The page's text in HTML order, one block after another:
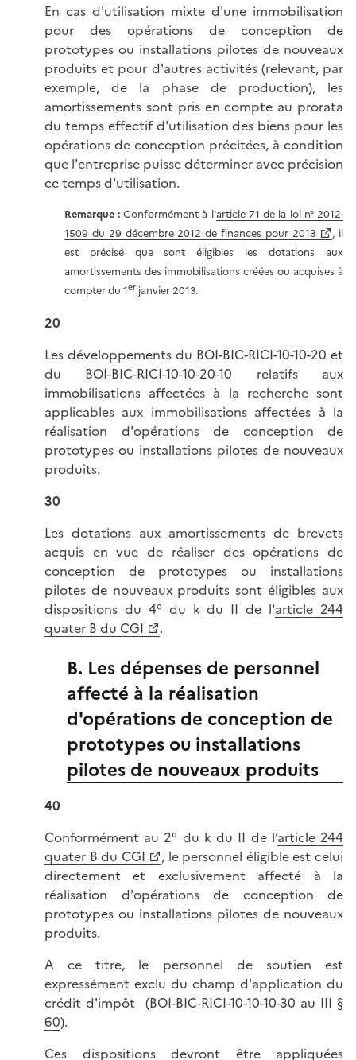
En cas d'utilisation mixte d'une immobilisation
pour des opérations de conception de
prototypes ou installations pilotes de nouveaux
produits et pour d'autres activités (relevant, par
exemple, de la phase de production), les
amortissements sont pris en compte au prorata
du temps effectif d'utilisation des biens pour les
opérations de conception précitées, à condition
que l'entreprise puisse déterminer avec précision
ce temps d'utilisation.
Remarque : Conformément à l'article 71 de la loi n° 2012-
1509 du 29 décembre 2012 de finances pour 2013
, il
est précisé que sont éligibles les dotations aux
amortissements des immobilisations créées ou acquises à
compter du 1erjanvier 2013.
20
Les développements du BOI-BIC-RICI-10-10-20 et
du BOI-BIC-RICI-10-10-20-10 relatifs aux
immobilisations affectées à la recherche sont
applicables aux immobilisations affectées à la
réalisation d'opérations de conception de
prototypes ou installations pilotes de nouveaux
produits.
30
Les dotations aux amortissements de brevets
acquis en vue de réaliser des opérations de
conception de prototypes ou installations
pilotes de nouveaux produits sont éligibles aux
dispositions du 4° du k du II de l'article 244
quater B du CGI
.
B. Les dépenses de personnel
affecté à la réalisation
d'opérations de conception de
prototypes ou installations
pilotes de nouveaux produits
40
Conformément au 2° du k du II de l’article 244
quater B du CGI
, le personnel éligible est celui
directement et exclusivement affecté à la
réalisation d'opérations de conception de
prototypes ou installations pilotes de nouveaux
produits.
A ce titre, le personnel de soutien est
expressément exclu du champ d'application du
crédit d'impôt (BOI-BIC-RICI-10-10-10-30 au III §
60).
Ces dispositions devront être appliquées